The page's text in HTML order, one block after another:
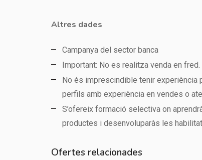
Altres dades
Campanya del sector banca
Important: No es realitza venda en
No és imprescindible tenir experiència
perfils amb experiència en vendes o
S’ofereix formació selectiva on
productes i desenvoluparàs les
Ofertes relacionades